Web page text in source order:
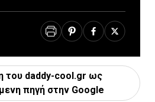
του daddy-cool.gr ως
πηγή στην Google